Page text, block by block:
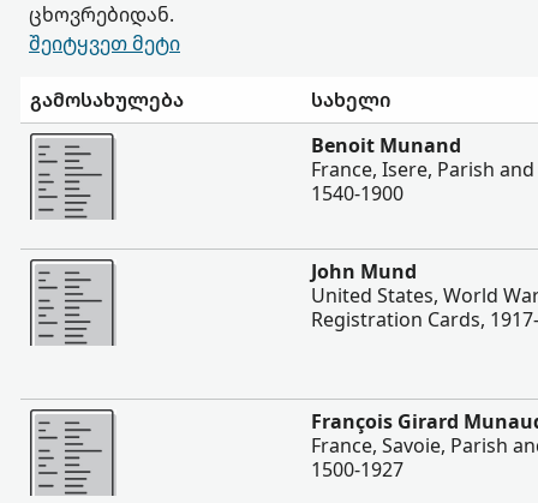
ცხოვრებიდან.
შეიტყვეთ მეტი
გამოსახულება
სახელი
შევიტყოთ მეტი
Benoit Munand
France, Isere, Parish
1540-1900
შევიტყოთ მეტი
John Mund
United States, World
Registration Cards,
შევიტყოთ მეტი
François Girard
France, Savoie, Parish
1500-1927